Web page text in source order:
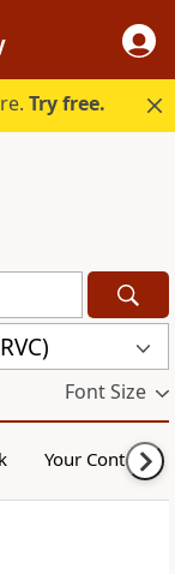
Try free.
Font Size
Your Content